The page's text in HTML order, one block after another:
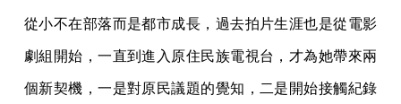
從小不在部落而是都市成長，過去拍片生涯也是從電影
劇組開始，一直到進入原住民族電視台，才為她帶來兩
個新契機，一是對原民議題的覺知，二是開始接觸紀錄